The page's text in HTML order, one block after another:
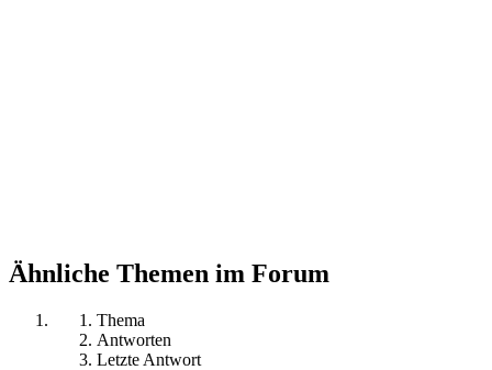
Ähnliche Themen im Forum
Thema
Antworten
Letzte Antwort